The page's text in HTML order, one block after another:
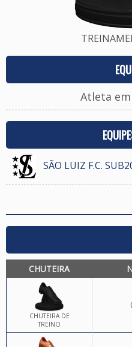
Atleta
SÃO LUIZ F.C.
CHUTEIRA
CHUTEIRA DE
TREINO